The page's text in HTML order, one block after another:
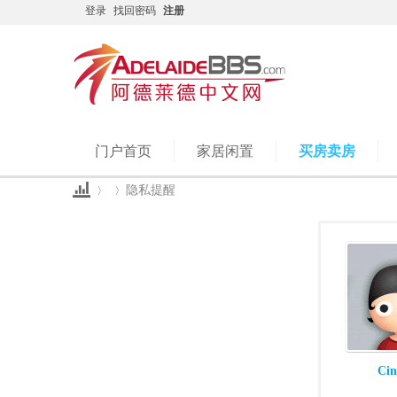
登录 找回密码 注册
门户首页 家居闲置 买房卖房
隐私提醒